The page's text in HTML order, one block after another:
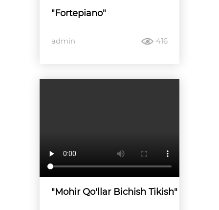
"Fortepiano"
admin 416
"Mohir Qo'llar Bichish Tikish"